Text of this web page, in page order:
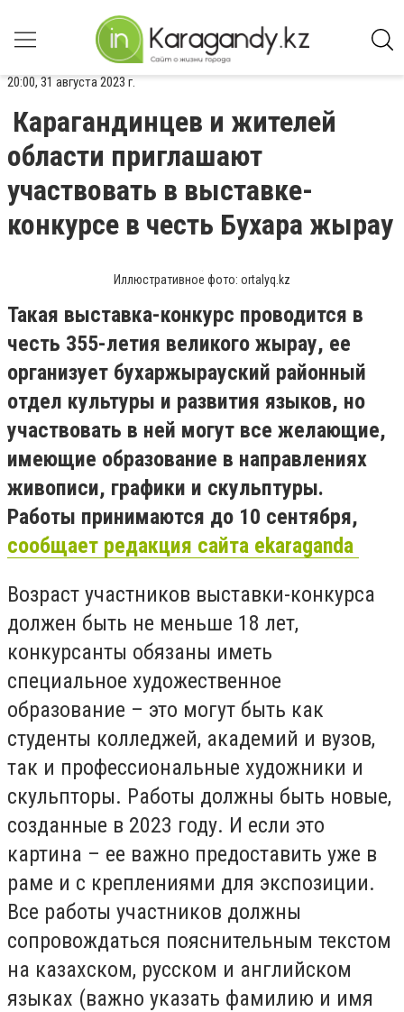
20:00, 31 августа 2023 г.
Карагандинцев и жителей
области приглашают
участвовать в выставке-
конкурсе в честь Бухара жырау
Иллюстративное фото: ortalyq.kz
Такая выставка-конкурс проводится в
честь 355-летия великого жырау, ее
организует бухаржырауский районный
отдел культуры и развития языков, но
участвовать в ней могут все желающие,
имеющие образование в направлениях
живописи, графики и скульптуры.
Работы принимаются до 10 сентября,
сообщает редакция сайта ekaraganda
Возраст участников выставки-конкурса
должен быть не меньше 18 лет,
конкурсанты обязаны иметь
специальное художественное
образование – это могут быть как
студенты колледжей, академий и вузов,
так и профессиональные художники и
скульпторы. Работы должны быть новые,
созданные в 2023 году. И если это
картина – ее важно предоставить уже в
раме и с креплениями для экспозиции.
Все работы участников должны
сопровождаться пояснительным текстом
на казахском, русском и английском
языках (важно указать фамилию и имя